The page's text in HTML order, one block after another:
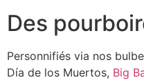
Des
Personnifiés via nos
Día de los Muertos, Big